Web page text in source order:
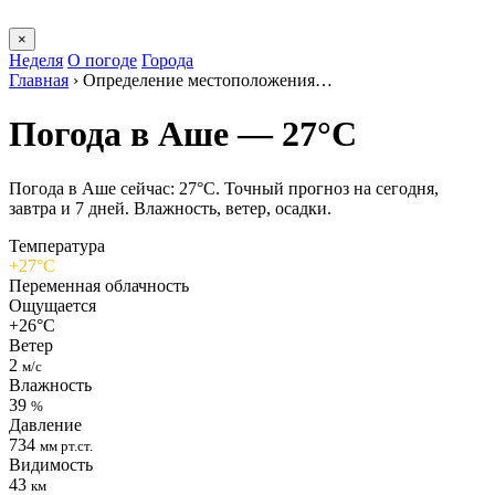
×
Неделя О погоде Города
Главная › Определение местоположения…
Погода в Аше — 27°C
Погода в Аше сейчас: 27°C. Точный прогноз на сегодня,
завтра и 7 дней. Влажность, ветер, осадки.
Температура
+27°C
Переменная облачность
Ощущается
+26°C
Ветер
2 м/с
Влажность
39 %
Давление
734 мм рт.ст.
Видимость
43 км